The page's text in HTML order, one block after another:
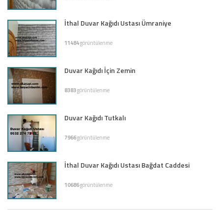
İthal Duvar Kağıdı Ustası Ümraniye
11484görüntülenme
Duvar Kağıdı İçin Zemin
8383görüntülenme
Duvar Kağıdı Tutkalı
7966görüntülenme
İthal Duvar Kağıdı Ustası Bağdat Caddesi
10686görüntülenme